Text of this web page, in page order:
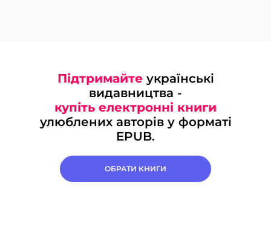
Підтримайте українські
видавництва -
купіть електронні книги
улюблених авторів у форматі
EPUB.
ОБРАТИ КНИГИ